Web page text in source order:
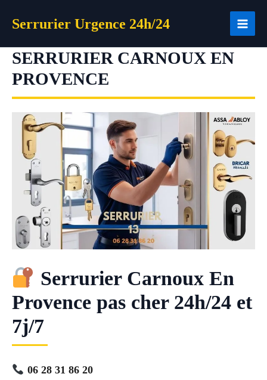
Serrurier Urgence 24h/24
SERRURIER CARNOUX EN
PROVENCE
Serrurier Carnoux En
Provence pas cher 24h/24 et
7j/7
06 28 31 86 20